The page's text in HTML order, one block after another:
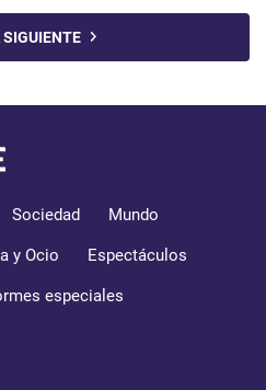
Sociedad Mundo
y Ocio Espectáculos
especiales